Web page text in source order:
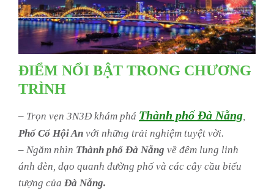
ĐIỂM NỔI BẬT TRONG CHƯƠNG
TRÌNH
– Trọn vẹn 3N3Đ khám phá Thành phố Đà Nẵng,
Phố Cổ Hội An với những trải nghiệm tuyệt vời.
– Ngắm nhìn Thành phố Đà Nẵng về đêm lung linh
ánh đèn, dạo quanh đường phố và các cây cầu biểu
tượng của Đà Nẵng.